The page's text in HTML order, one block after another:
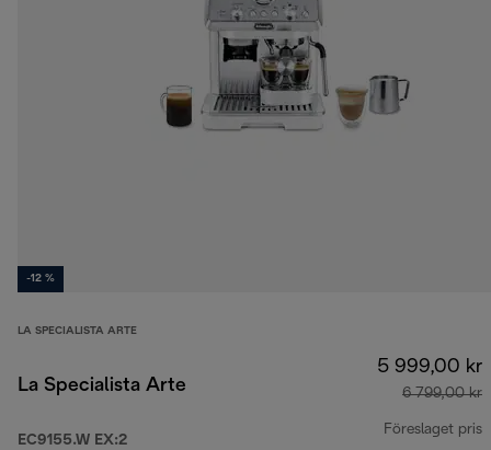
-12 %
LA SPECIALISTA ARTE
La Specialista Arte
EC9155.W EX:2
5 999,00 kr
6 799,00 kr
Föreslaget pris